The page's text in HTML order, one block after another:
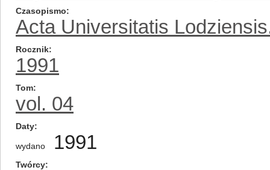
Czasopismo
Acta Universitatis
Rocznik
1991
Tom
vol. 04
Daty
wydano 1991
Twórcy